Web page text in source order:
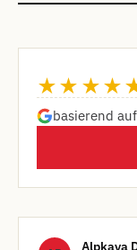
basierend auf
Alpkaya